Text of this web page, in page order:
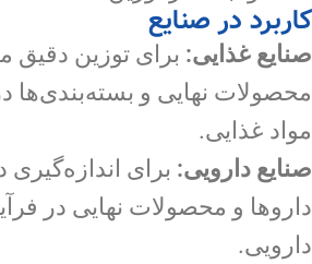
کاربرد در صنایع
صنایع غذایی: برای توزین دقیق
محصولات نهایی و بسته‌بندی‌ها
مواد غذایی.
صنایع دارویی: برای اندازه‌گیری
داروها و محصولات نهایی در
دارویی.